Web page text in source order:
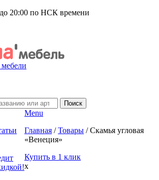
20:00 по НСК времени
Menu
Главная / Товары / Скамья угловая
«Венеция»
Купить в 1 клик
x